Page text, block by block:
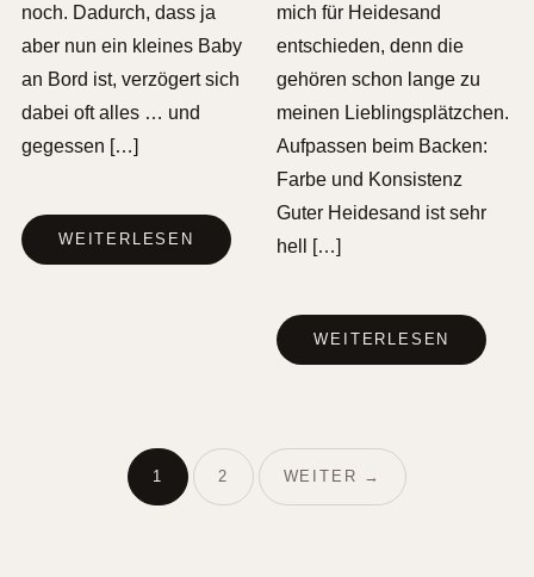
noch. Dadurch, dass ja
aber nun ein kleines Baby
an Bord ist, verzögert sich
dabei oft alles … und
gegessen […]
WEITERLESEN
mich für Heidesand
entschieden, denn die
gehören schon lange zu
meinen Lieblingsplätzchen.
Aufpassen beim Backen:
Farbe und Konsistenz
Guter Heidesand ist sehr
hell […]
WEITERLESEN
1 2 WEITER →